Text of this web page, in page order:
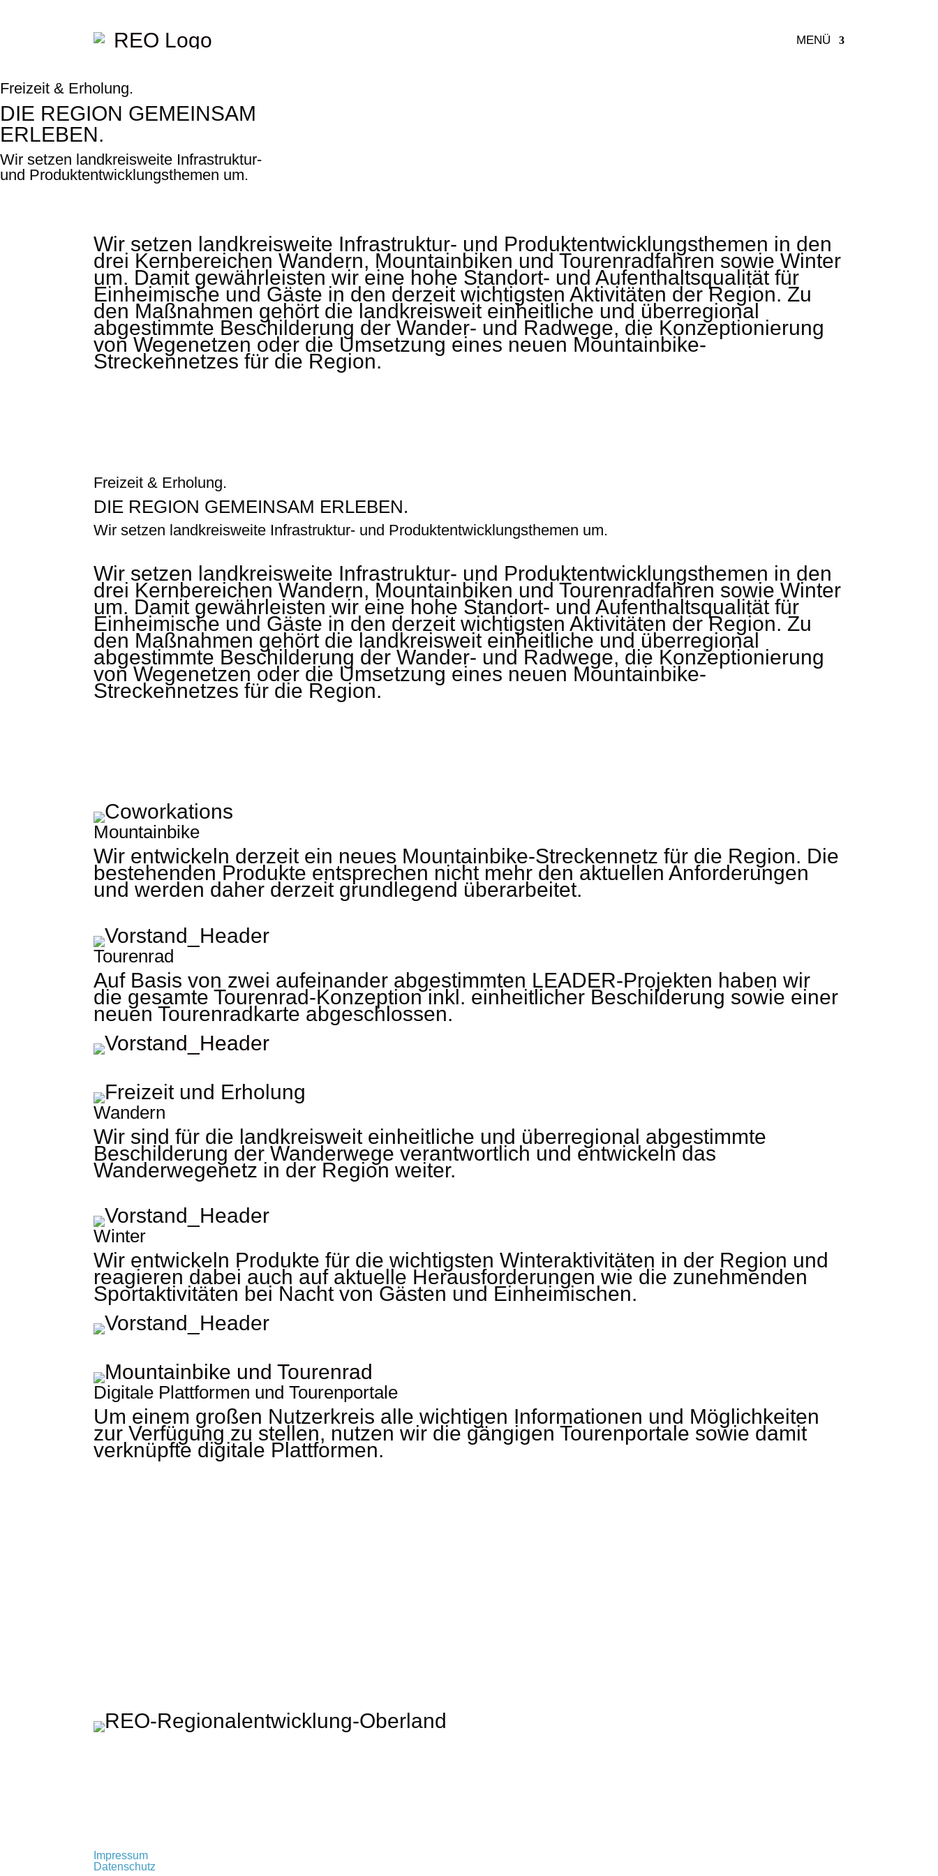
MENÜ
Freizeit & Erholung.
DIE REGION GEMEINSAM
ERLEBEN.
Wir setzen land­kreis­weite Infra­struktur-
und Produkt­entwick­lungs­themen um.
Wir setzen landkreisweite Infrastruktur- und Produktentwicklungsthemen in den
drei Kernbereichen Wandern, Mountainbiken und Tourenradfahren sowie Winter
um. Damit gewährleisten wir eine hohe Standort- und Aufenthaltsqualität für
Einheimische und Gäste in den derzeit wichtigsten Aktivitäten der Region. Zu
den Maßnahmen gehört die landkreisweit einheitliche und überregional
abgestimmte Beschilderung der Wander- und Radwege, die Konzeptionierung
von Wegenetzen oder die Umsetzung eines neuen Mountainbike-
Streckennetzes für die Region.
Freizeit & Erholung.
DIE REGION GEMEINSAM ERLEBEN.
Wir setzen landkreisweite Infrastruktur- und Produktentwicklungsthemen um.
Wir setzen landkreisweite Infrastruktur- und Produktentwicklungsthemen in den
drei Kernbereichen Wandern, Mountainbiken und Tourenradfahren sowie Winter
um. Damit gewährleisten wir eine hohe Standort- und Aufenthaltsqualität für
Einheimische und Gäste in den derzeit wichtigsten Aktivitäten der Region. Zu
den Maßnahmen gehört die landkreisweit einheitliche und überregional
abgestimmte Beschilderung der Wander- und Radwege, die Konzeptionierung
von Wegenetzen oder die Umsetzung eines neuen Mountainbike-
Streckennetzes für die Region.
Mountainbike
Wir entwickeln derzeit ein neues Mountainbike-Streckennetz für die Region. Die
bestehenden Produkte entsprechen nicht mehr den aktuellen Anforderungen
und werden daher derzeit grundlegend überarbeitet.
Tourenrad
Auf Basis von zwei aufeinander abgestimmten LEADER-Projekten haben wir
die gesamte Tourenrad-Konzeption inkl. einheitlicher Beschilderung sowie einer
neuen Tourenradkarte abgeschlossen.
Wandern
Wir sind für die landkreisweit einheitliche und überregional abgestimmte
Beschilderung der Wanderwege verantwortlich und entwickeln das
Wanderwegenetz in der Region weiter.
Winter
Wir entwickeln Produkte für die wichtigsten Winteraktivitäten in der Region und
reagieren dabei auch auf aktuelle Herausforderungen wie die zunehmenden
Sportaktivitäten bei Nacht von Gästen und Einheimischen.
Digitale Plattformen und Tourenportale
Um einem großen Nutzerkreis alle wichtigen Informationen und Möglichkeiten
zur Verfügung zu stellen, nutzen wir die gängigen Tourenportale sowie damit
verknüpfte digitale Plattformen.
Impressum
Datenschutz